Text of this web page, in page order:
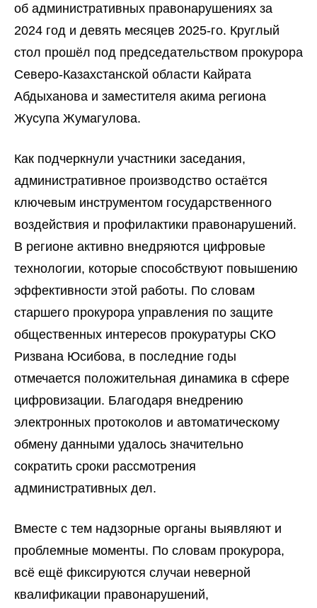
об административных правонарушениях за
2024 год и девять месяцев 2025-го. Круглый
стол прошёл под председательством прокурора
Северо-Казахстанской области Кайрата
Абдыханова и заместителя акима региона
Жусупа Жумагулова.
Как подчеркнули участники заседания,
административное производство остаётся
ключевым инструментом государственного
воздействия и профилактики правонарушений.
В регионе активно внедряются цифровые
технологии, которые способствуют повышению
эффективности этой работы. По словам
старшего прокурора управления по защите
общественных интересов прокуратуры СКО
Ризвана Юсибова, в последние годы
отмечается положительная динамика в сфере
цифровизации. Благодаря внедрению
электронных протоколов и автоматическому
обмену данными удалось значительно
сократить сроки рассмотрения
административных дел.
Вместе с тем надзорные органы выявляют и
проблемные моменты. По словам прокурора,
всё ещё фиксируются случаи неверной
квалификации правонарушений,